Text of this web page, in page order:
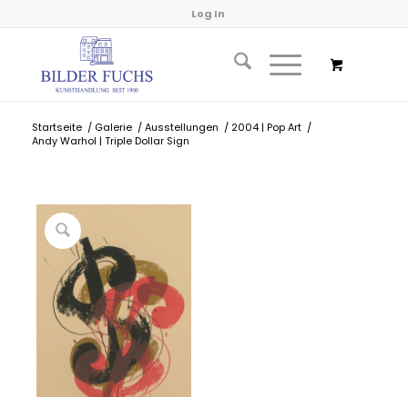
Log In
Startseite / Galerie / Ausstellungen / 2004 | Pop Art /
Andy Warhol | Triple Dollar Sign